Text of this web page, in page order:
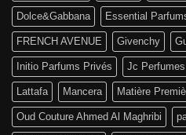
Dolce&Gabbana Essential
FRENCH AVENUE Givenchy
Initio Parfums Privés Jc Perfumes
Lattafa Mancera Matière
Oud Couture Ahmed Al Maghribi